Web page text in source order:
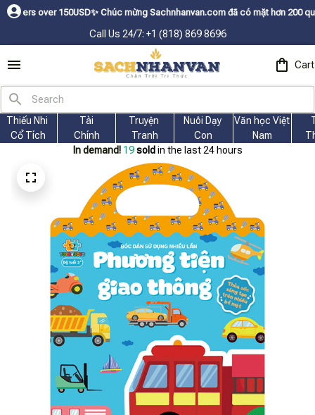
ㅤ✨ Chúc mừng Sachnhanvan.com đã có mặt hơn 200 quốc gia như Mỹ,
Call Us 24/7: +1 (818) 869 8696
Cart
Thiếu Nhi
Cổ Tích
Tài
Chính
Truyện
Tranh
Nuôi Dạy
Con
Văn học Việt
Nam
In demand! 22 sold in the last 24 hours